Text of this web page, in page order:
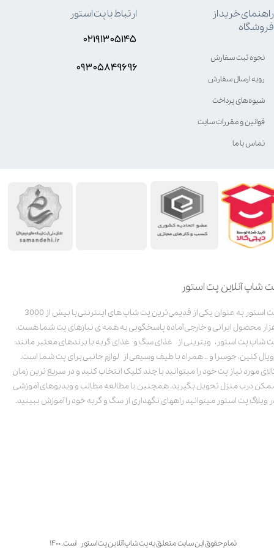
قابلیت تنظیم لید
قطر کمربند
قطر دهانه
عصاره
سیر
ال تریتوفان
عصاره فلفل قرمز
مسقف
شاپ آنلاین پت استور
پت استور به عنوان یکی از قدیمی‌ترین پت شاپ های اینترنتی با بیش از 3000
محصول ایرانی و خارجی آماده پاسخگویی به همه ی نیازهای پت شما هست.
شاپ پت استور، ویترینی از غذای سگ و غذای گربه با برندهای معتبر مانند:
کنین، جوسرا و .. همراه با طیف وسیعی از لوازم جانبی برای پت شما است.
مورد نیاز پت خود را میتوانید با چند کلیک انتخاب کنید و در سریع ترین زمان
درب منزل تحویل بگیرید. همچنین با مطالعه مطالب و ویدیوهای آموزشی
وبلاگ پت استور میتوانید راههای نگهداری از سگ و گربه خود را آموزش ببینید.
تمام حقوق این سایت متعلق به پت شاپ آنلاین پت استور است. ۱۴۰۰
راهنمای خرید از
فروشگاه
نحوه ثبت سفارش
رویه ارسال سفارش
شیوه‌های پرداخت
قوانین و مقررات سایت
تماس با ما
ارتباط با پت استور
۰۲۱۹۱۳۰۵۱۴۵
۰۹۳۰۵8۴9696